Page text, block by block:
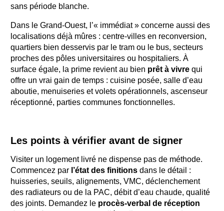
sans période blanche.
Dans le Grand-Ouest, l’« immédiat » concerne aussi des
localisations déjà mûres : centre-villes en reconversion,
quartiers bien desservis par le tram ou le bus, secteurs
proches des pôles universitaires ou hospitaliers. À
surface égale, la prime revient au bien prêt à vivre qui
offre un vrai gain de temps : cuisine posée, salle d’eau
aboutie, menuiseries et volets opérationnels, ascenseur
réceptionné, parties communes fonctionnelles.
Les points à vérifier avant de signer
Visiter un logement livré ne dispense pas de méthode.
Commencez par l’état des finitions dans le détail :
huisseries, seuils, alignements, VMC, déclenchement
des radiateurs ou de la PAC, débit d’eau chaude, qualité
des joints. Demandez le procès-verbal de réception